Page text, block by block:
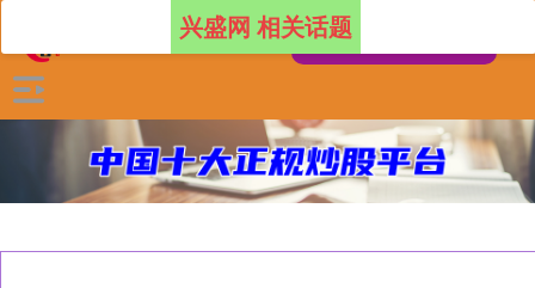
兴盛网 相关话题